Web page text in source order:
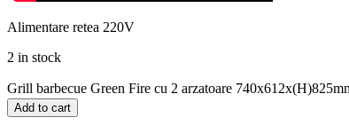
Alimentare retea 220V
2 in stock
Grill barbecue Green Fire cu 2 arzatoare
Add to cart